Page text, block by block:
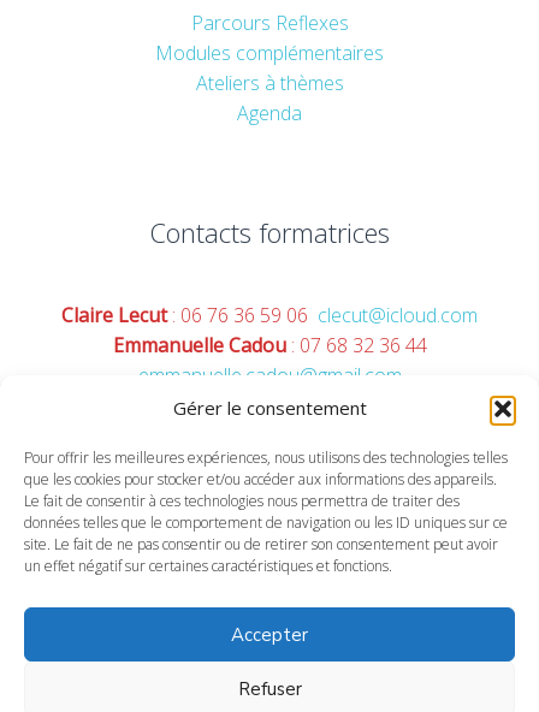
Gérer le consentement
Pour offrir les meilleures expériences, nous utilisons des technologies telles
que les cookies pour stocker et/ou accéder aux informations des appareils.
Le fait de consentir à ces technologies nous permettra de traiter des
données telles que le comportement de navigation ou les ID uniques sur ce
site. Le fait de ne pas consentir ou de retirer son consentement peut avoir
un effet négatif sur certaines caractéristiques et fonctions.
Accepter
Refuser
Parcours Reflexes
Modules complémentaires
Ateliers à thèmes
Agenda
Contacts formatrices
Claire Lecut: 06 76 36 59 06 clecut@icloud.com
Emmanuelle Cadou: 07 68 32 36 44
emmanuelle.cadou@gmail.com
Elodie Bouillé: 06 07 32 65 80
Bérangère Mainguy: 06 86 07 81
09bmainguy@zybra.fr
Politique de confidentialité
Conditions générales d’utilisation du site et des